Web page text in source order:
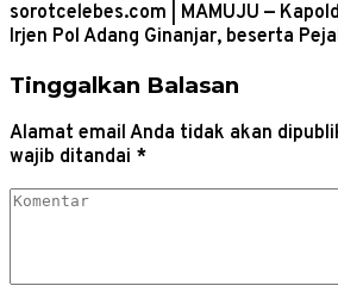
sorotcelebes.com | MAMUJU —
Irjen Pol Adang Ginanjar, beserta
Tinggalkan Balasan
Alamat email Anda tidak akan
wajib ditandai *